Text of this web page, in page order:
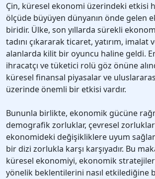
Çin, küresel ekonomi üzerindeki etkisi
ölçüde büyüyen dünyanın önde gelen
biridir. Ülke, son yıllarda sürekli
tadını çıkararak ticaret, yatırım, imalat
alanlarda kilit bir oyuncu haline geldi.
ihracatçı ve tüketici rolü göz önüne
küresel finansal piyasalar ve
üzerinde önemli bir etkisi vardır.
Bununla birlikte, ekonomik gücüne
demografik zorluklar, çevresel
ekonomideki değişikliklere uyum
bir dizi zorlukla karşı karşıyadır. Bu
küresel ekonomiyi, ekonomik
yönelik beklentilerini nasıl etkilediğine